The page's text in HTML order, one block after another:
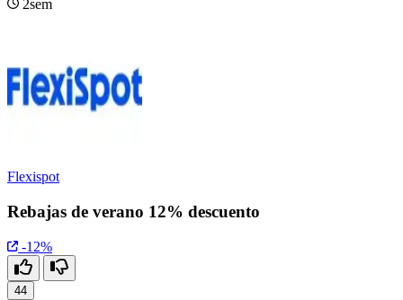
2sem
Flexispot
Rebajas de verano 12% descuento
-12%
44